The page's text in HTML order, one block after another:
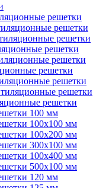
решетки
решетки
решетки
решетки
решетки
решетки
решетки
решетки
решетки
100 мм
100х100 мм
100х200 мм
300х100 мм
100х400 мм
500х100 мм
120 мм